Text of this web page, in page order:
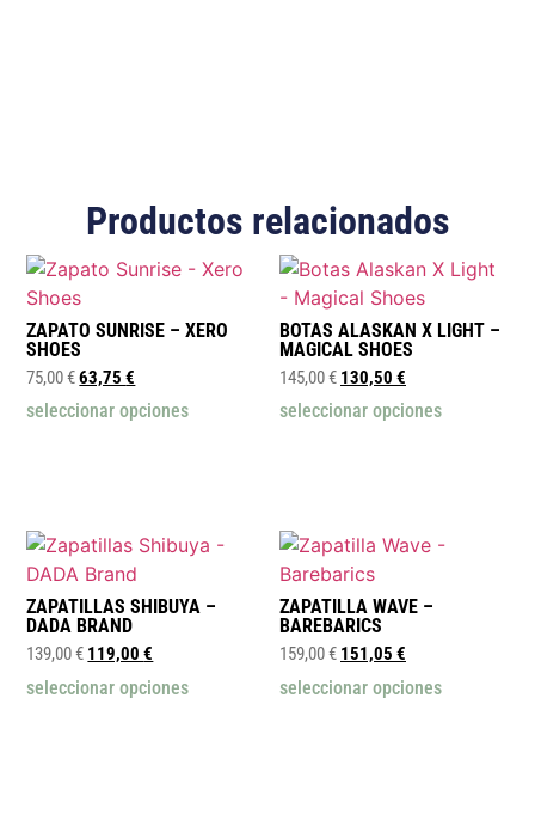
Productos relacionados
ZAPATO SUNRISE – XERO
SHOES
75,00€63,75€
seleccionar opciones
BOTAS ALASKAN X LIGHT –
MAGICAL SHOES
145,00€ 130,50 €
seleccionar opciones
ZAPATILLAS SHIBUYA –
DADA BRAND
139,00€ 119,00€
seleccionar opciones
ZAPATILLA WAVE –
BAREBARICS
159,00€ 151,05 €
seleccionar opciones